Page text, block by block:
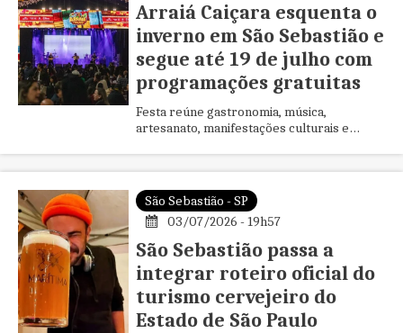
Arraiá Caiçara esquenta o
inverno em São Sebastião e
segue até 19 de julho com
programações gratuitas
Festa reúne gastronomia, música,
artesanato, manifestações culturais e
São Sebastião - SP
03/07/2026 - 19h57
São Sebastião passa a
integrar roteiro oficial do
turismo cervejeiro do
Estado de São Paulo